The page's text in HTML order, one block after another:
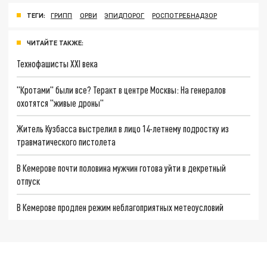
ТЕГИ: ГРИПП ОРВИ ЭПИДПОРОГ РОСПОТРЕБНАДЗОР
ЧИТАЙТЕ ТАКЖЕ:
Технофашисты XXI века
"Кротами" были все? Теракт в центре Москвы: На генералов
охотятся "живые дроны"
Житель Кузбасса выстрелил в лицо 14-летнему подростку из
травматического пистолета
В Кемерове почти половина мужчин готова уйти в декретный
отпуск
В Кемерове продлен режим неблагоприятных метеоусловий